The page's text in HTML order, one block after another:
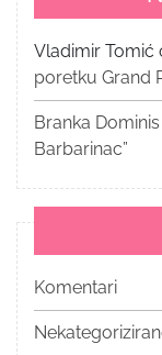
Vladimir Tomić
poretku Grand
Branka
Barbarinac”
Komentari